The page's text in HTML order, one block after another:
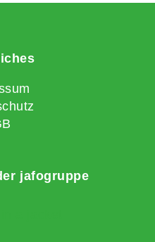
jafogruppe